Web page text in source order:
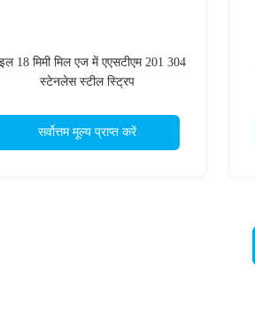
18 मिमी मिल एज में एएसटीएम 201 304
स्टेनलेस स्टील स्ट्रिप
सर्वोत्तम मूल्य प्राप्त करें